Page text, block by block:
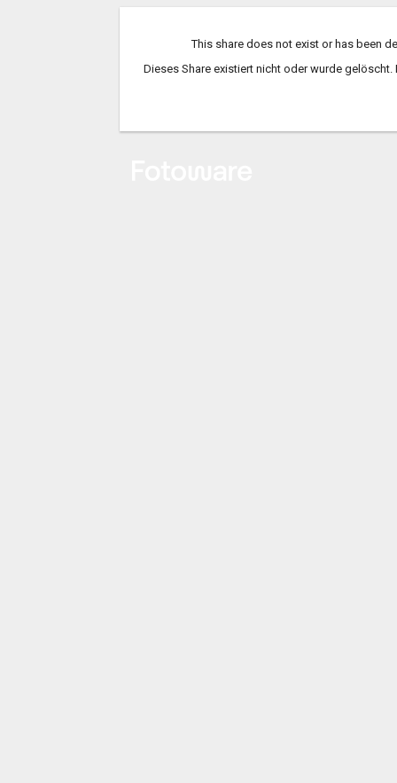
This share does not exist or has been
Dieses Share existiert nicht oder wurde